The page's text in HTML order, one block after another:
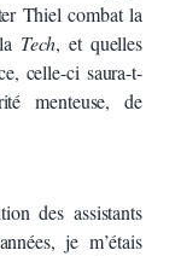
Thiel combat la
Tech, et quelles
celle-ci saura-t-
menteuse, de
des assistants
je m’étais